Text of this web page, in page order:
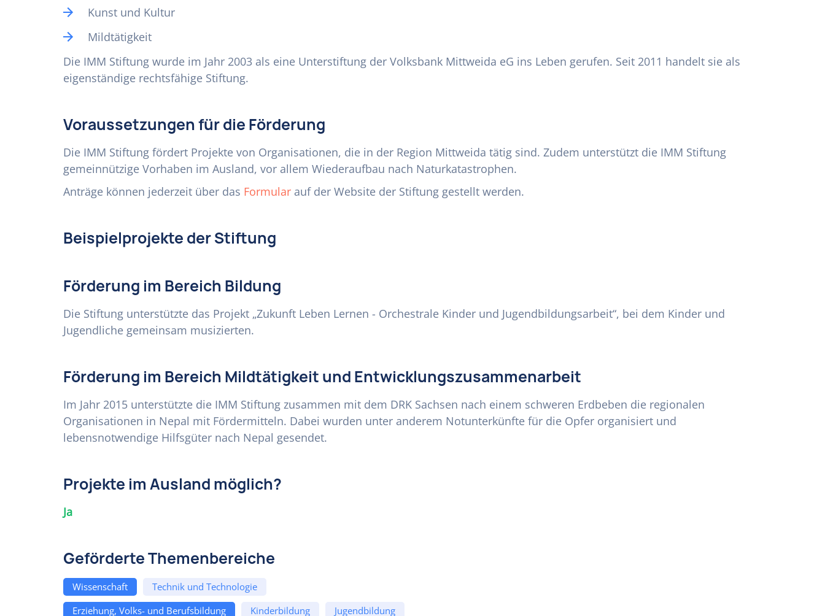
Kunst und Kultur
Mildtätigkeit
Die IMM Stiftung wurde im Jahr 2003 als eine Unterstiftung der Volksbank Mittweida eG ins Leben gerufen. Seit 2011 handelt sie als
eigenständige rechtsfähige Stiftung.
Voraussetzungen für die Förderung
Die IMM Stiftung fördert Projekte von Organisationen, die in der Region Mittweida tätig sind. Zudem unterstützt die IMM Stiftung
gemeinnützige Vorhaben im Ausland, vor allem Wiederaufbau nach Naturkatastrophen.
Anträge können jederzeit über das Formular auf der Website der Stiftung gestellt werden.
Beispielprojekte der Stiftung
Förderung im Bereich Bildung
Die Stiftung unterstützte das Projekt „Zukunft Leben Lernen - Orchestrale Kinder und Jugendbildungsarbeit“, bei dem Kinder und
Jugendliche gemeinsam musizierten.
Förderung im Bereich Mildtätigkeit und Entwicklungszusammenarbeit
Im Jahr 2015 unterstützte die IMM Stiftung zusammen mit dem DRK Sachsen nach einem schweren Erdbeben die regionalen
Organisationen in Nepal mit Fördermitteln. Dabei wurden unter anderem Notunterkünfte für die Opfer organisiert und
lebensnotwendige Hilfsgüter nach Nepal gesendet.
Projekte im Ausland möglich?
Ja
Geförderte Themenbereiche
Wissenschaft
Technik und Technologie
Erziehung, Volks- und Berufsbildung
Kinderbildung
Jugendbildung